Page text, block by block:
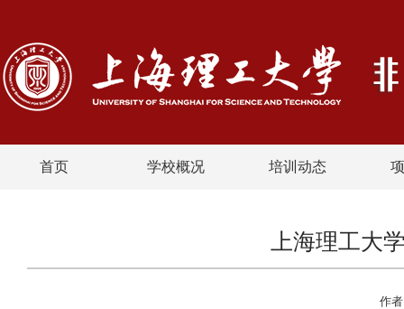
首页 学校概况 培训动态
上海理工大
作